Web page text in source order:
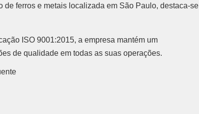
ferros e metais localizada em São Paulo, destaca-se
ISO 9001:2015, a empresa mantém um
de qualidade em todas as suas operações.